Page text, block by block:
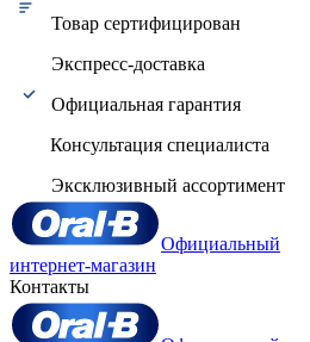
Товар сертифицирован
Экспресс-доставка
Официальная гарантия
Консультация специалиста
Эксклюзивный ассортимент
Официальный
интернет-магазин
Контакты